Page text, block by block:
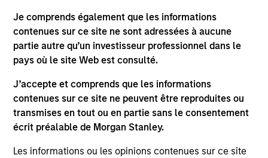
Je comprends également que les informations
contenues sur ce site ne sont adressées à aucune
partie autre qu’un investisseur professionnel dans le
pays où le site Web est consulté.
J’accepte et comprends que les informations
contenues sur ce site ne peuvent être reproduites ou
transmises en tout ou en partie sans le consentement
écrit préalable de Morgan Stanley.
Les informations ou les opinions contenues sur ce site
Team Insights